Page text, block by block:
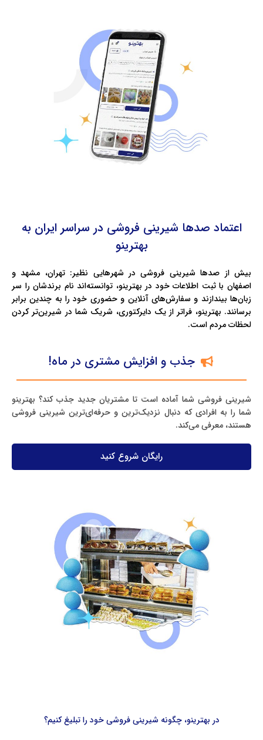
اعتماد صدها شیرینی فروشی در سراسر ایران به
بهترینو
بیش از صدها شیرینی فروشی در شهرهایی نظیر: تهران، مشهد و
اصفهان با ثبت اطلاعات خود در بهترینو، توانسته‌اند نام برندشان را سر
زبان‌ها بیندازند و سفارش‌های آنلاین و حضوری خود را به چندین برابر
برسانند. بهترینو، فراتر از یک دایرکتوری، شریک شما در شیرین‌تر کردن
لحظات مردم است.
جذب و افزایش مشتری در ماه!
شیرینی فروشی شما آماده است تا مشتریان جدید جذب کند؟ بهترینو
شما را به افرادی که دنبال نزدیک‌ترین و حرفه‌ای‌ترین شیرینی فروشی
هستند، معرفی می‌کند.
رایگان شروع کنید
در بهترینو، چگونه شیرینی فروشی خود را تبلیغ کنیم؟